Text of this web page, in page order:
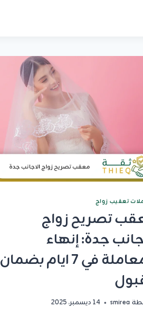
تعقيب زواج
تصريح زواج
جدة: إنهاء
المعاملة في 7 ايام بضمان
smirea 14 ديسمبر، 2025